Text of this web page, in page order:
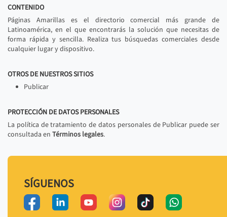
CONTENIDO
Páginas Amarillas es el directorio comercial más grande de
Latinoamérica, en el que encontrarás la solución que necesitas de
forma rápida y sencilla. Realiza tus búsquedas comerciales desde
cualquier lugar y dispositivo.
OTROS DE NUESTROS SITIOS
Publicar
PROTECCIÓN DE DATOS PERSONALES
La política de tratamiento de datos personales de Publicar puede ser
consultada en Términos legales.
SÍGUENOS